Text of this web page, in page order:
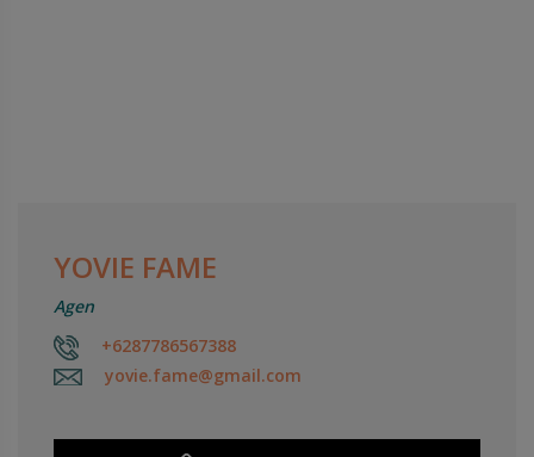
YOVIE FAME
Agen
+6287786567388
yovie.fame@gmail.com